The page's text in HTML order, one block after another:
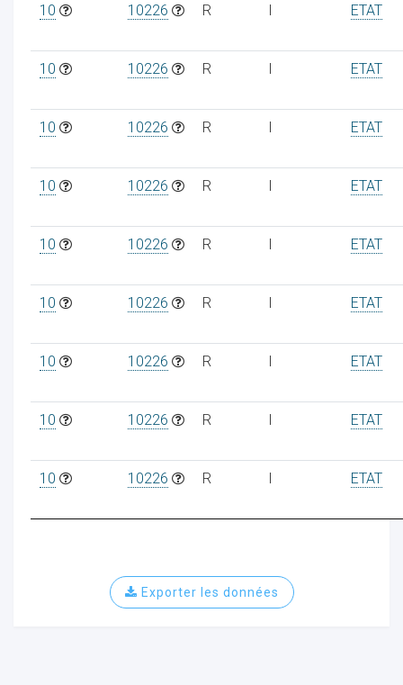
10 10226 R I ETAT
10 10226 R I ETAT
10 10226 R I ETAT
10 10226 R I ETAT
10 10226 R I ETAT
10 10226 R I ETAT
10 10226 R I ETAT
10 10226 R I ETAT
10 10226 R I ETAT
Exporter les données